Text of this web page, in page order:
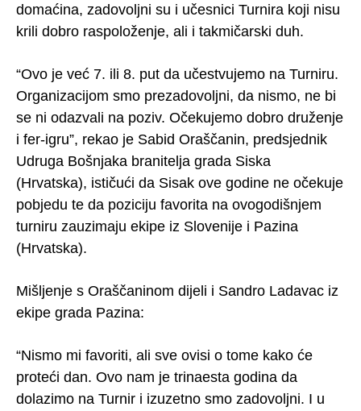
domaćina, zadovoljni su i učesnici Turnira koji nisu
krili dobro raspoloženje, ali i takmičarski duh.
“Ovo je već 7. ili 8. put da učestvujemo na Turniru.
Organizacijom smo prezadovoljni, da nismo, ne bi
se ni odazvali na poziv. Očekujemo dobro druženje
i fer-igru”, rekao je Sabid Oraščanin, predsjednik
Udruga Bošnjaka branitelja grada Siska
(Hrvatska), ističući da Sisak ove godine ne očekuje
pobjedu te da poziciju favorita na ovogodišnjem
turniru zauzimaju ekipe iz Slovenije i Pazina
(Hrvatska).
Mišljenje s Oraščaninom dijeli i Sandro Ladavac iz
ekipe grada Pazina:
“Nismo mi favoriti, ali sve ovisi o tome kako će
proteći dan. Ovo nam je trinaesta godina da
dolazimo na Turnir i izuzetno smo zadovoljni. I u